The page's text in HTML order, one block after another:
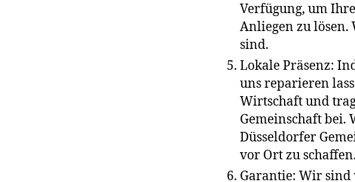
Verfügung, um
Anliegen zu lösen.
sind.
Lokale Präsenz:
uns reparieren
Wirtschaft und
Gemeinschaft bei.
Düsseldorfer
vor Ort zu schaffen.
Garantie: Wir